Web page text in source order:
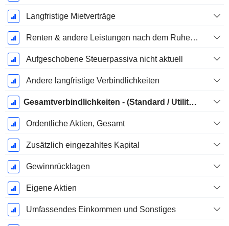
Langfristige Mietverträge
Renten & andere Leistungen nach dem Ruhestand
Aufgeschobene Steuerpassiva nicht aktuell
Andere langfristige Verbindlichkeiten
Gesamtverbindlichkeiten - (Standard / Utility Vorlage)
Ordentliche Aktien, Gesamt
Zusätzlich eingezahltes Kapital
Gewinnrücklagen
Eigene Aktien
Umfassendes Einkommen und Sonstiges